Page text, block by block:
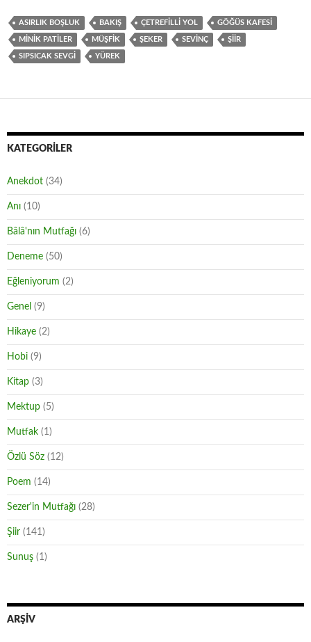
ASIRLIK BOŞLUK BAKIŞ ÇETREFILLI YOL GÖĞÜS KAFESI
MINIK PATILER MÜŞFIK ŞEKER SEVINÇ ŞIIR
SIPSICAK SEVGI YÜREK
KATEGORILER
Anekdot (34)
Anı (10)
Bâlâ'nın Mutfağı (6)
Deneme (50)
Eğleniyorum (2)
Genel (9)
Hikaye (2)
Hobi (9)
Kitap (3)
Mektup (5)
Mutfak (1)
Özlü Söz (12)
Poem (14)
Sezer'in Mutfağı (28)
Şiir (141)
Sunuş (1)
ARŞIV